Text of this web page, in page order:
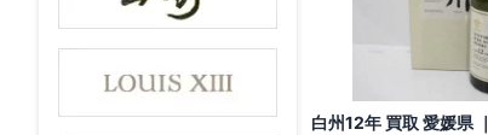
白州12年 買取 愛媛県